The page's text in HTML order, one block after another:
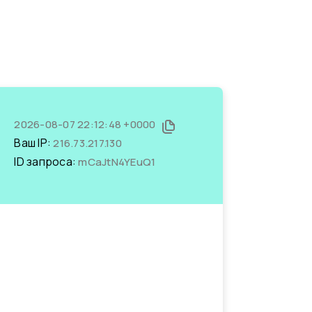
2026-08-07 22:12:48 +0000
Ваш IP:216.73.217.130
ID запроса:mCaJtN4YEuQ1